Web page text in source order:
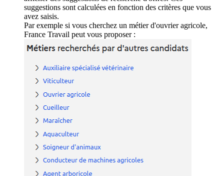
suggestions sont calculées en fonction des critères que vous
avez saisis.
Par exemple si vous cherchez un métier d'ouvrier agricole,
France Travail peut vous proposer :